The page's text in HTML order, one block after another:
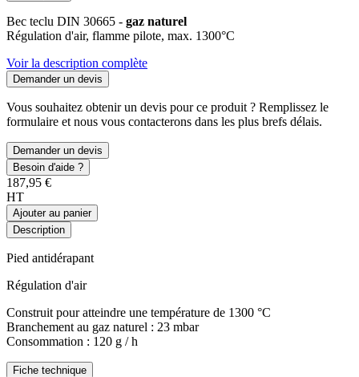
Bec teclu DIN 30665 - gaz naturel
Régulation d'air, flamme pilote, max. 1300°C
Voir la description complète
Demander un devis
Vous souhaitez obtenir un devis pour ce produit ? Remplissez le
formulaire et nous vous contacterons dans les plus brefs délais.
Demander un devis
Besoin d'aide ?
187,95 €
HT
Ajouter au panier
Description
Pied antidérapant
Régulation d'air
Construit pour atteindre une température de 1300 °C
Branchement au gaz naturel : 23 mbar
Consommation : 120 g / h
Fiche technique